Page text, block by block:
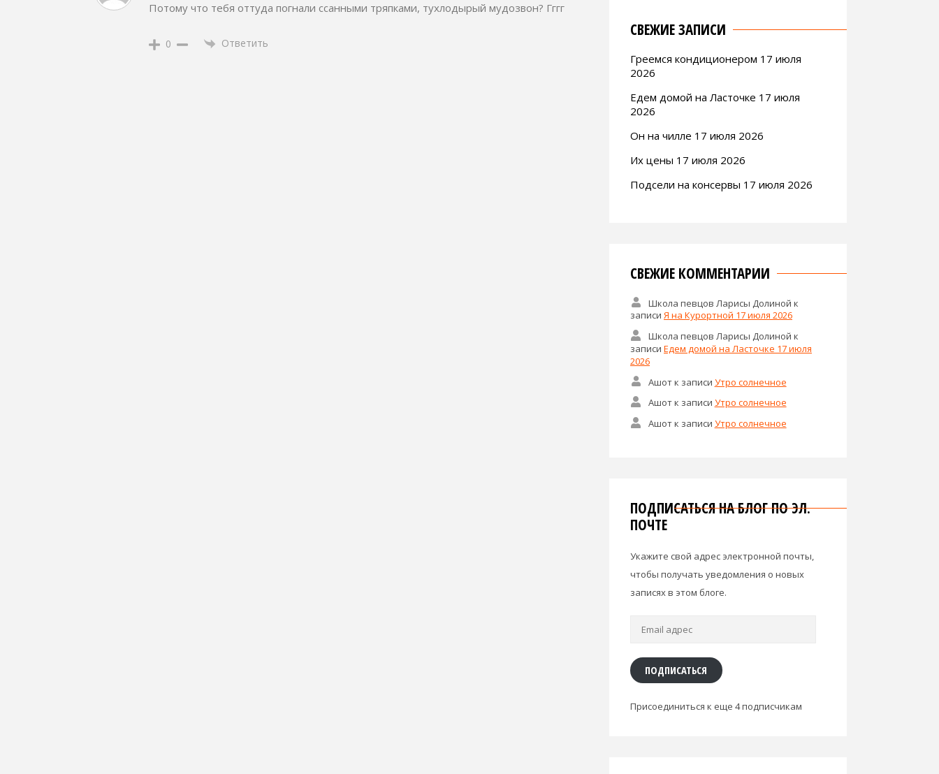
Потому что тебя оттуда погнали ссанными тряпками, тухлодырый мудозвон? Гггг
0 Ответить
СВЕЖИЕ ЗАПИСИ
Греемся кондиционером 17 июля
2026
Едем домой на Ласточке 17 июля
2026
Он на чилле 17 июля 2026
Их цены 17 июля 2026
Подсели на консервы 17 июля 2026
СВЕЖИЕ КОММЕНТАРИИ
Школа певцов Ларисы Долиной к
записи Я на Курортной 17 июля 2026
Школа певцов Ларисы Долиной к
записи Едем домой на Ласточке 17 июля
2026
Ашотк записи Утро солнечное
Ашотк записи Утро солнечное
Ашотк записи Утро солнечное
ПОДПИСАТЬСЯ НА БЛОГ ПО ЭЛ.
ПОЧТЕ
Укажите свой адрес электронной почты,
чтобы получать уведомления о новых
записях в этом блоге.
ПОДПИСАТЬСЯ
Присоединиться к еще 4 подписчикам